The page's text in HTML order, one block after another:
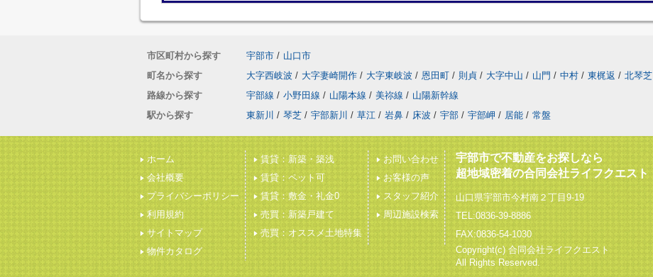
市区町村から探す 宇部市 / 山口市
町名から探す
大字西岐波 / 大字妻崎開作 / 大字東岐波 / 恩田町 / 則貞 / 大字中山 / 山門 / 中村 / 東梶返 / 北琴芝
路線から探す
宇部線 / 小野田線 / 山陽本線 / 美祢線 / 山陽新幹線
駅から探す
東新川 / 琴芝 / 宇部新川 / 草江 / 岩鼻 / 床波 / 宇部 / 宇部岬 / 居能 / 常盤
ホーム
会社概要
プライバシーポリシー
利用規約
サイトマップ
物件カタログ
賃貸：新築・築浅
賃貸：ペット可
賃貸：敷金・礼金0
売買：新築戸建て
売買：オススメ土地特集
お問い合わせ
お客様の声
スタッフ紹介
周辺施設検索
宇部市で不動産をお探しなら
超地域密着の合同会社ライフクエスト
山口県宇部市今村南２丁目9-19
TEL:0836-39-8886
FAX:0836-54-1030
Copyright(c) 合同会社ライフクエスト
All Rights Reserved.